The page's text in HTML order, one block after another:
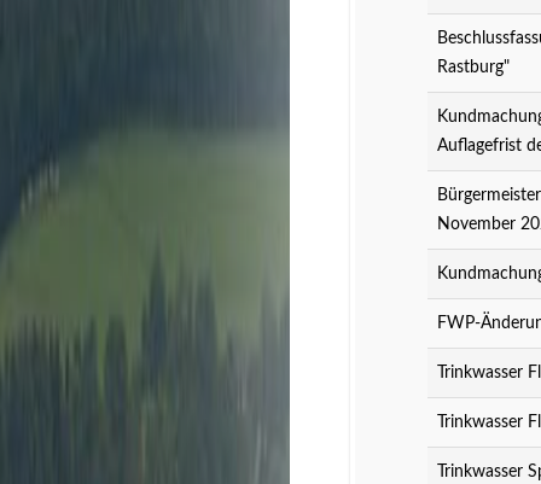
Rastburg"
Auflagefrist
November
FWP-
Trinkwasser
Trinkwasser
Trinkwasser